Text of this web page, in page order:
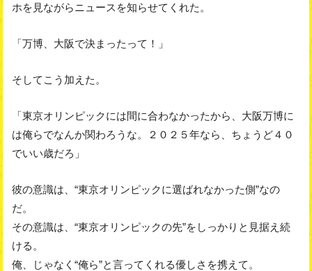
ホを見ながらニュースを知らせてくれた。
「万博、大阪で決まったって！」
そしてこう加えた。
「東京オリンピックには間に合わなかったから、大阪万博に
は俺らでなんか関わろうな。２０２５年なら、ちょうど４０
でいい歳だろ」
彼の意識は、“東京オリンピックに選ばれなかった側”なの
だ。
その意識は、“東京オリンピックの先”をしっかりと見据え続
ける。
俺、じゃなく“俺ら”と言ってくれる優しさを携えて。